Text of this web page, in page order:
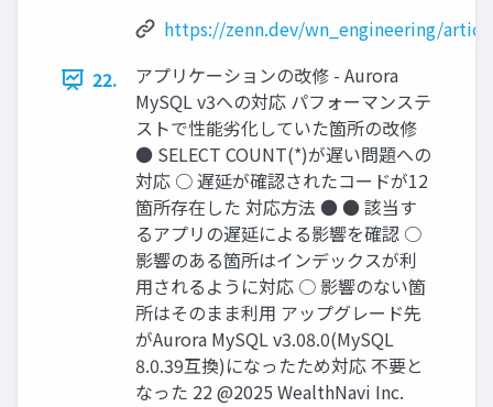
https://zenn.dev/wn_engineering/
22.
アプリケーションの改修 - Aurora
MySQL v3への対応 パフォーマンステ
ストで性能劣化していた箇所の改修
● SELECT COUNT(*)が遅い問題への
対応 ○ 遅延が確認されたコードが12
箇所存在した 対応⽅法 ● ● 該当す
るアプリの遅延による影響を確認 ○
影響のある箇所はインデックスが利
⽤されるように対応 ○ 影響のない箇
所はそのまま利⽤ アップグレード先
がAurora MySQL v3.08.0(MySQL
8.0.39互換)になったため対応 不要と
なった 22 @2025 WealthNavi Inc.